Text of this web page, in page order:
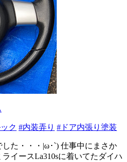
ク #内装弄り #ドア内張り塗装
た・・・|ω･`) 仕事中にまさか
イースLa310sに着いてたダイハ